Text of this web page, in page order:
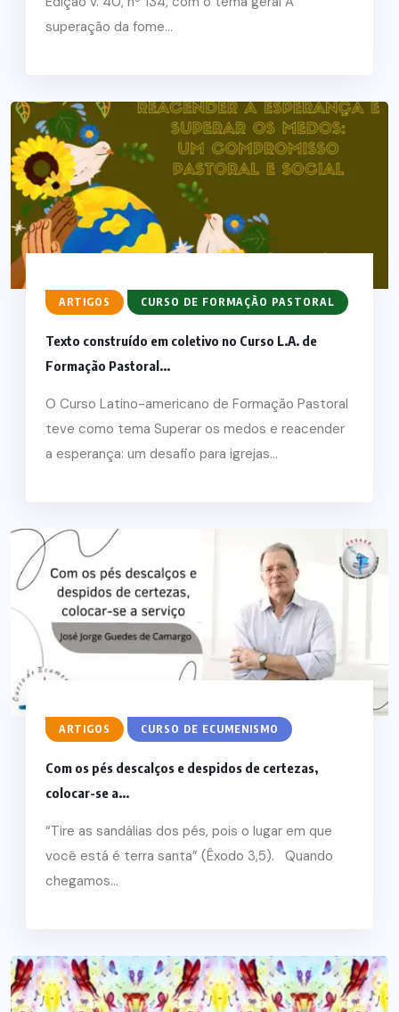
superação da fome...
ARTIGOS CURSO DE FORMAÇÃO PASTORAL
Texto construído em coletivo no Curso L.A. de
Formação Pastoral...
O Curso Latino-americano de Formação Pastoral
teve como tema Superar os medos e reacender
a esperança: um desafio para igrejas...
ARTIGOS CURSO DE ECUMENISMO
Com os pés descalços e despidos de certezas,
colocar-se a...
“Tire as sandálias dos pés, pois o lugar em que
você está é terra santa” (Êxodo 3,5). Quando
chegamos...